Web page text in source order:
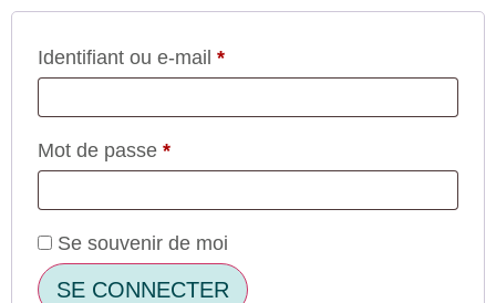
Identifiant ou e-mail *
Mot de passe *
Se souvenir de moi
SE CONNECTER